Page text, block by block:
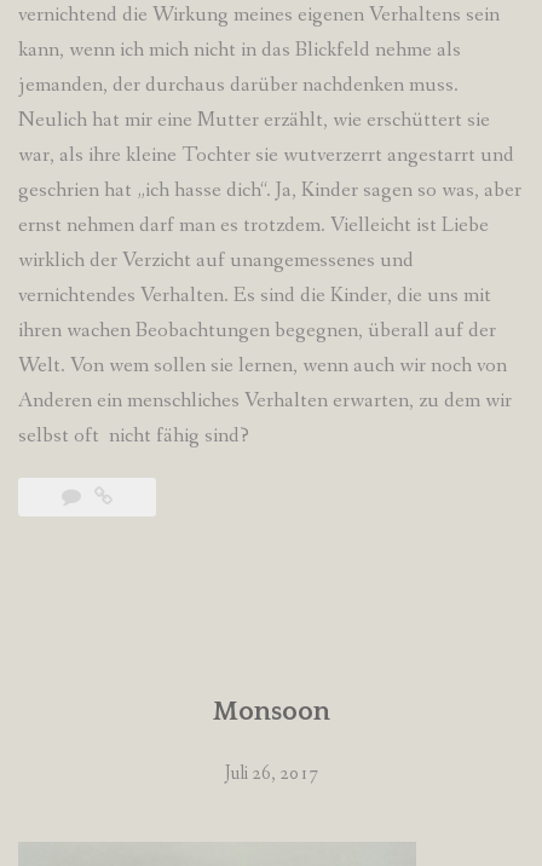
vernichtend die Wirkung meines eigenen Verhaltens sein
kann, wenn ich mich nicht in das Blickfeld nehme als
jemanden, der durchaus darüber nachdenken muss.
Neulich hat mir eine Mutter erzählt, wie erschüttert sie
war, als ihre kleine Tochter sie wutverzerrt angestarrt und
geschrien hat „ich hasse dich“. Ja, Kinder sagen so was, aber
ernst nehmen darf man es trotzdem. Vielleicht ist Liebe
wirklich der Verzicht auf unangemessenes und
vernichtendes Verhalten. Es sind die Kinder, die uns mit
ihren wachen Beobachtungen begegnen, überall auf der
Welt. Von wem sollen sie lernen, wenn auch wir noch von
Anderen ein menschliches Verhalten erwarten, zu dem wir
selbst oft nicht fähig sind?
Monsoon
Juli 26, 2017